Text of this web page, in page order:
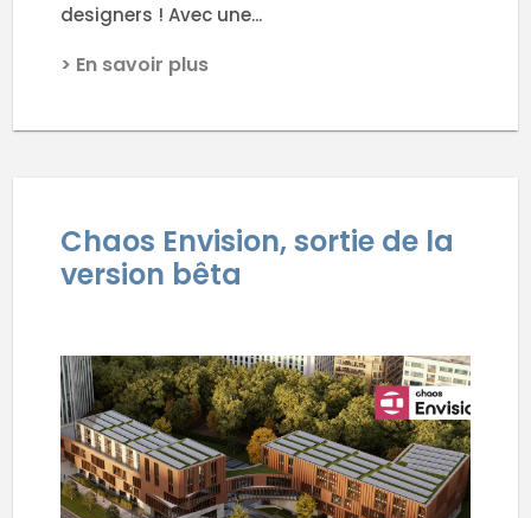
designers ! Avec une...
> En savoir plus
Chaos Envision, sortie de la
version bêta